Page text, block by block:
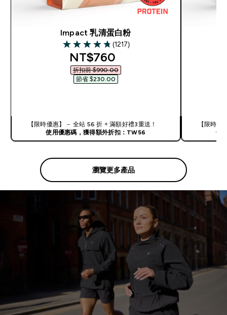
Impact 乳清蛋白粉
4.77 out of 5 stars
(1217)
discounted price
NT$760‎
折扣前 $990.00‎
節省 $230.00‎
【限時優惠】－ 全站 56 折 + 滿額好禮3重送！
使用優惠碼，獲得額外折扣：TW56
【限時
使
瀏覽更多產品